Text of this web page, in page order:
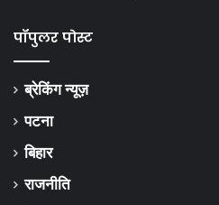
पॉपुलर पोस्ट
ब्रेकिंग न्यूज़
पटना
बिहार
राजनीति